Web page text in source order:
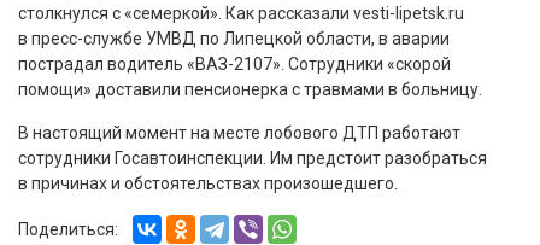
столкнулся с «семеркой». Как рассказали vesti-lipetsk.ru
в пресс-службе УМВД по Липецкой области, в аварии
пострадал водитель «ВАЗ-2107». Сотрудники «скорой
помощи» доставили пенсионерка с травмами в больницу.
В настоящий момент на месте лобового ДТП работают
сотрудники Госавтоинспекции. Им предстоит разобраться
в причинах и обстоятельствах произошедшего.
Поделиться: